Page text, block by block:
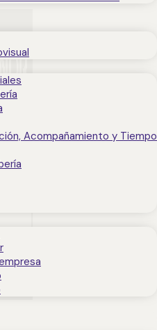
Acompañamiento y Tiempo
0258